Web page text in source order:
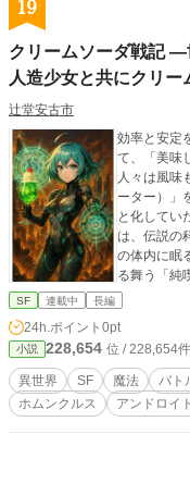
19
クリームソーダ戦記 ―
人造少女と共にクリ
辻堂安古市
効率と安定
て、「美味
人々は風味
ーター）」
と化してい
は、伝説の
の体内に眠
る舞う「純
に抗う最強の兵器へと
シュワとは
SF 連載中 長編
24h.ポイント 0pt
小説 228,654 位 / 228,654件
異世界 SF 魔法 バト
ホムンクルス
アンドロイ